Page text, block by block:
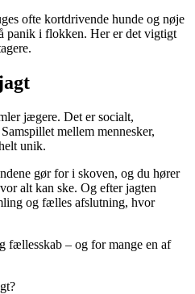
ofte kortdrivende hunde og nøje
panik i flokken. Her er det vigtigt
jægere. Det er socialt,
mellem mennesker,
unik.
gør for i skoven, og du hører
alt kan ske. Og efter jagten
og fælles afslutning, hvor
fællesskab – og for mange en af